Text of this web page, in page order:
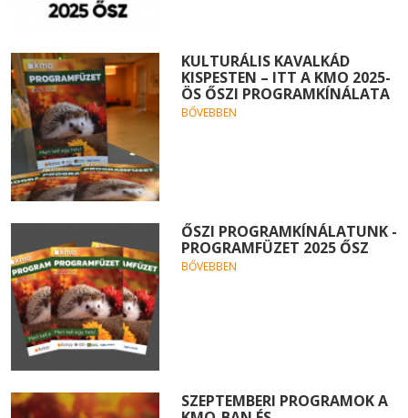
KULTURÁLIS KAVALKÁD
KISPESTEN – ITT A KMO 2025-
ÖS ŐSZI PROGRAMKÍNÁLATA
BŐVEBBEN
ŐSZI PROGRAMKÍNÁLATUNK -
PROGRAMFÜZET 2025 ŐSZ
BŐVEBBEN
SZEPTEMBERI PROGRAMOK A